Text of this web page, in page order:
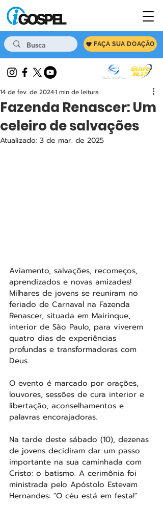
FAÇA SUA DOAÇÃO
Fazenda Renascer: Um
celeiro de salvações
14 de fev. de 20241 min de leitura
Atualizado: 3 de mar. de 2025
Aviamento, salvações, recomeços,
aprendizados e novas amizades!
Milhares de jovens se reuniram no
feriado de Carnaval na Fazenda
Renascer, situada em Mairinque,
interior de São Paulo, para viverem
quatro dias de experiências
profundas e transformadoras com
Deus.
O evento é marcado por orações,
louvores, sessões de cura interior e
libertação, aconselhamentos e
palavras encorajadoras.
Na tarde deste sábado (10), dezenas
de jovens decidiram dar um passo
importante na sua caminhada com
Cristo: o batismo. A cerimônia foi
ministrada pelo Apóstolo Estevam
Hernandes: "O céu está em festa!"